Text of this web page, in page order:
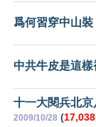
爲何習穿中山
中共牛皮是這
十一大閱兵北
2009/10/28 (17,038